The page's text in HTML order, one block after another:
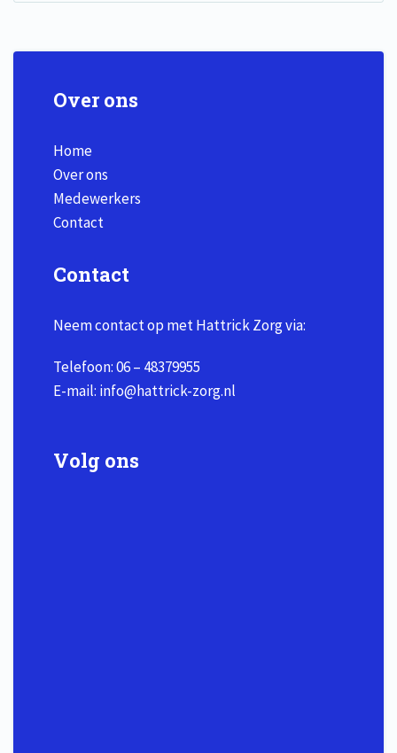
Over ons
Home
Over ons
Medewerkers
Contact
Contact
Neem contact op met Hattrick Zorg via:
Telefoon:06 – 48379955
E-mail: info@hattrick-zorg.nl
Volg ons